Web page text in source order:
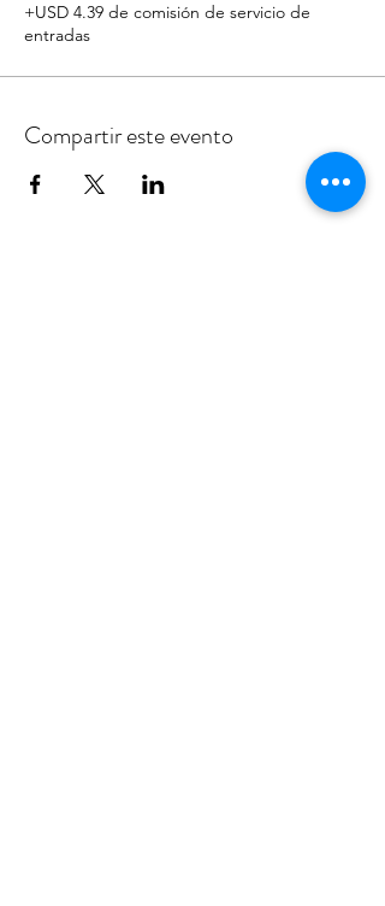
+USD 4.39 de comisión de servicio de
entradas
Compartir este evento